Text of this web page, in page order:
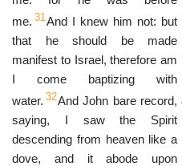
me. 31And I knew him not: but
that he should be made
manifest to Israel, therefore am
I come baptizing with
water. 32And John bare record,
saying, I saw the Spirit
descending from heaven like a
dove, and it abode upon